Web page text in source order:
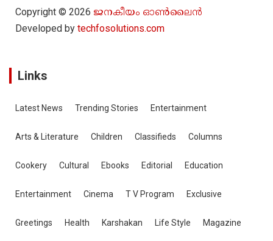
Copyright © 2026 ജനകീയം ഓൺ‌ലൈൻ
Developed by techfosolutions.com
Links
Latest News Trending Stories Entertainment
Arts & Literature Children Classifieds Columns
Cookery Cultural Ebooks Editorial Education
Entertainment Cinema T V Program Exclusive
Greetings Health Karshakan Life Style Magazine